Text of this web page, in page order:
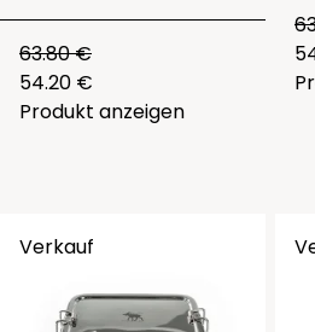
63.80 €
54.20 €
Produkt anzeigen
Verkauf